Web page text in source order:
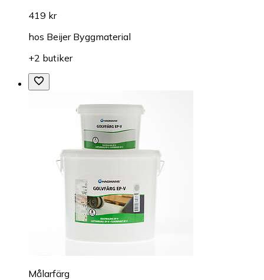
419 kr
hos Beijer Byggmaterial
+2 butiker
Målarfärg